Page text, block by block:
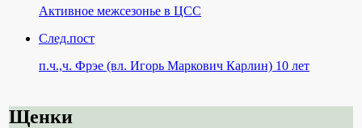
Активное межсезонье в ЦСС
След.пост
п.ч.,ч. Фрэе (вл. Игорь Маркович Карлин) 10 лет
Щенки